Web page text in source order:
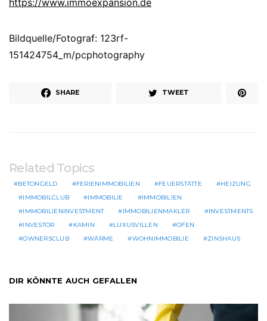
Bildquelle/Fotograf: 123rf-
151424754_m/pcphotography
SHARE TWEET
Related Topics
BETONGELD FERIENIMMOBILIEN FEUERSTÄTTE
HEIZUNG
IMMOBILCLUB
IMMOBILIE
IMMOBILIEN
IMMOBILIENINVESTMENT
IMMOBILIENMAKLER
INVESTMENTS
INVESTOR
KAMIN LUXUSVILLEN
OFEN
OWNERSCLUB
WÄRME WOHNIMMOBILIE ZINSHAUS
DIR KÖNNTE AUCH GEFALLEN